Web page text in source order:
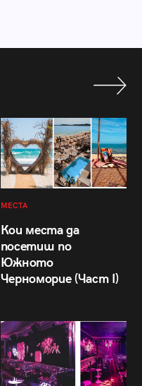
МЕСТА
Кои места да
посетиш по
Южното
Черноморие (Част I)